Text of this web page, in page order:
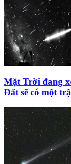
Mặt Trời đang
Đất sẽ có một